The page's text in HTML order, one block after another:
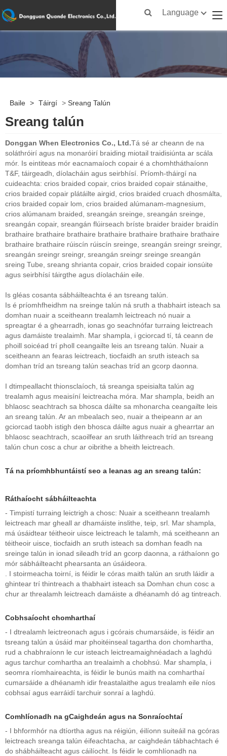
Language
Baile > Táirgí > Sreang Talún
Sreang talún
Donggan When Electronics Co., Ltd.Tá sé ar cheann de na
soláthróirí agus na monaróirí braiding miotail traidisiúnta ar scála
mór. Is eintiteas mór eacnamaíoch copair é a chomhtháthaíonn
T&F, táirgeadh, díolacháin agus seirbhísí. Príomh-tháirgí na
cuideachta: crios braided copair, crios braided copair stánaithe,
crios braided copair plátáilte airgid, crios braided cruach dhosmálta,
crios braided copair lom, crios braided alúmanam-magnesium,
crios alúmanam braided, sreangán sreinge, sreangán sreinge,
sreangán copair, sreangán flúirseach bríste braider braider braidín
brathaire brathaire brathaire brathaire brathaire brathaire brathaire
brathaire brathaire rúiscín rúiscín sreinge, sreangán sreingr sreingr,
sreangán sreingr sreingr, sreangán sreingr sreinge sreangán
sreing Tube, sreang shrianta copair, crios braided copair ionsúite
agus seirbhísí táirgthe agus díolacháin eile.
Is gléas cosanta sábháilteachta é an tsreang talún.
Is é príomhfheidhm na sreinge talún ná sruth a thabhairt isteach sa
domhan nuair a sceitheann trealamh leictreach nó nuair a
spreagtar é a ghearradh, ionas go seachnófar turraing leictreach
agus damáiste trealaimh. Mar shampla, i gciorcad tí, tá ceann de
phoill soicéad trí pholl ceangailte leis an tsreang talún. Nuair a
sceitheann an fearas leictreach, tiocfaidh an sruth isteach sa
domhan tríd an tsreang talún seachas tríd an gcorp daonna.
I dtimpeallacht thionsclaíoch, tá sreanga speisialta talún ag
trealamh agus meaisíní leictreacha móra. Mar shampla, beidh an
bhlaosc seachtrach sa bhosca dáilte sa mhonarcha ceangailte leis
an sreang talún. Ar an mbealach seo, nuair a theipeann ar an
gciorcad taobh istigh den bhosca dáilte agus nuair a ghearrtar an
bhlaosc seachtrach, scaoilfear an sruth láithreach tríd an tsreang
talún chun cosc ​​a chur ar oibrithe a bheith leictreach.
Tá na príomhbhuntáistí seo a leanas ag an sreang talún:
Ráthaíocht sábháilteachta
- Timpistí turraing leictrigh a chosc: Nuair a sceitheann trealamh
leictreach mar gheall ar dhamáiste inslithe, teip, srl. Mar shampla,
má úsáidtear téitheoir uisce leictreach le talamh, má sceitheann an
téitheoir uisce, tiocfaidh an sruth isteach sa domhan feadh na
sreinge talún in ionad sileadh tríd an gcorp daonna, a ráthaíonn go
mór sábháilteacht phearsanta an úsáideora.
. I stoirmeacha toirní, is féidir le córas maith talún an sruth láidir a
ghintear trí thintreach a thabhairt isteach sa Domhan chun cosc ​​a
chur ar threalamh leictreach damáiste a dhéanamh dó ag tintreach.
Cobhsaíocht chomharthaí
- I dtrealamh leictreonach agus i gcórais chumarsáide, is féidir an
tsreang talún a úsáid mar phoitéinseal tagartha don chomhartha,
rud a chabhraíonn le cur isteach leictreamaighnéadach a laghdú
agus tarchur comhartha an trealaimh a chobhsú. Mar shampla, i
seomra ríomhaireachta, is féidir le bunús maith na comharthaí
cumarsáide a dhéanamh idir freastalaithe agus trealamh eile níos
cobhsaí agus earráidí tarchuir sonraí a laghdú.
Comhlíonadh na gCaighdeán agus na Sonraíochtaí
- I bhformhór na dtíortha agus na réigiún, éilíonn suiteáil na gcóras
leictreach sreanga talún éifeachtacha, ar caighdeán tábhachtach é
do shábháilteacht agus cáilíocht. Is féidir le comhlíonadh na